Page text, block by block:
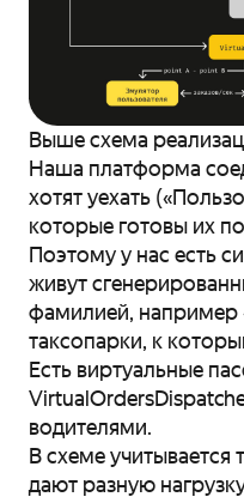
Выше схема
Наша платформа
хотят уехать
которые готовы их
Поэтому у нас есть
живут
фамилией, например
таксопарки, к
Есть виртуальные
водителями.
В схеме
дают разную